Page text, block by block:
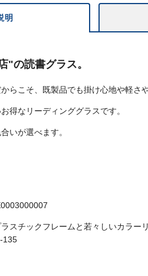
明
"の読書グラス。
らこそ、既製品でも掛け心地や軽さ
得なリーディンググラスです。
いが選べます。
スチックフレームと若々しいカラー
135